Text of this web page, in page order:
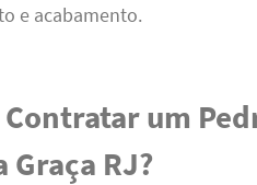
e acabamento.
Contratar um
Graça RJ?